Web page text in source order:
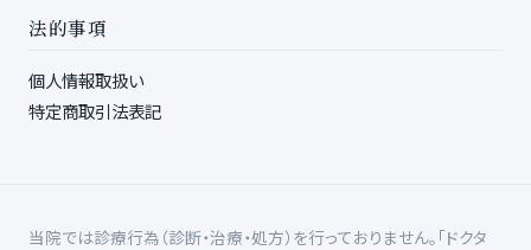
法的事項
個人情報取扱い
特定商取引法表記
当院では診療行為（診断・治療・処方）を行っておりません。「ドクタ